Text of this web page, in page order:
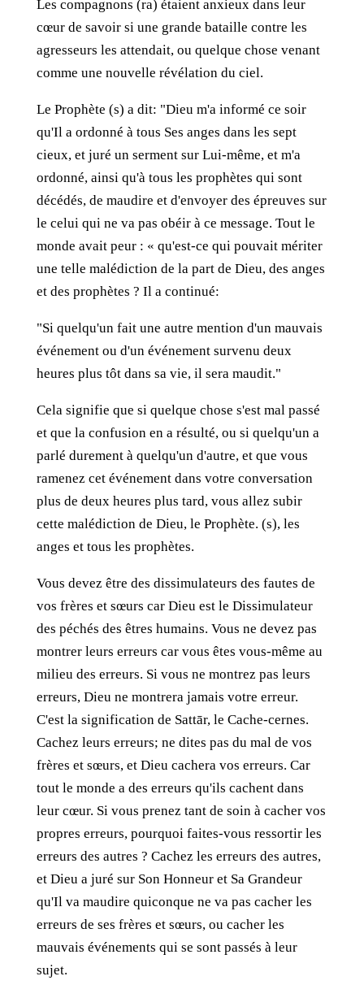
Les compagnons (ra) étaient anxieux dans leur
cœur de savoir si une grande bataille contre les
agresseurs les attendait, ou quelque chose venant
comme une nouvelle révélation du ciel.
Le Prophète (s) a dit: "Dieu m'a informé ce soir
qu'Il a ordonné à tous Ses anges dans les sept
cieux, et juré un serment sur Lui-même, et m'a
ordonné, ainsi qu'à tous les prophètes qui sont
décédés, de maudire et d'envoyer des épreuves sur
le celui qui ne va pas obéir à ce message. Tout le
monde avait peur : « qu'est-ce qui pouvait mériter
une telle malédiction de la part de Dieu, des anges
et des prophètes ? Il a continué:
"Si quelqu'un fait une autre mention d'un mauvais
événement ou d'un événement survenu deux
heures plus tôt dans sa vie, il sera maudit."
Cela signifie que si quelque chose s'est mal passé
et que la confusion en a résulté, ou si quelqu'un a
parlé durement à quelqu'un d'autre, et que vous
ramenez cet événement dans votre conversation
plus de deux heures plus tard, vous allez subir
cette malédiction de Dieu, le Prophète. (s), les
anges et tous les prophètes.
Vous devez être des dissimulateurs des fautes de
vos frères et sœurs car Dieu est le Dissimulateur
des péchés des êtres humains. Vous ne devez pas
montrer leurs erreurs car vous êtes vous-même au
milieu des erreurs. Si vous ne montrez pas leurs
erreurs, Dieu ne montrera jamais votre erreur.
C'est la signification de Sattār, le Cache-cernes.
Cachez leurs erreurs; ne dites pas du mal de vos
frères et sœurs, et Dieu cachera vos erreurs. Car
tout le monde a des erreurs qu'ils cachent dans
leur cœur. Si vous prenez tant de soin à cacher vos
propres erreurs, pourquoi faites-vous ressortir les
erreurs des autres ? Cachez les erreurs des autres,
et Dieu a juré sur Son Honneur et Sa Grandeur
qu'Il va maudire quiconque ne va pas cacher les
erreurs de ses frères et sœurs, ou cacher les
mauvais événements qui se sont passés à leur
sujet.